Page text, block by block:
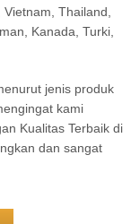
Thailand,
Kanada, Turki,
jenis produk
kami
Kualitas Terbaik di
dan sangat